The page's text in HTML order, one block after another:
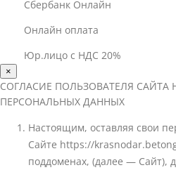
Сбербанк Онлайн
Онлайн оплата
Юр.лицо с НДС 20%
×
СОГЛАСИЕ ПОЛЬЗОВАТЕЛЯ САЙТА
ПЕРСОНАЛЬНЫХ ДАННЫХ
Настоящим, оставляя свои
Сайте https://
поддоменах, (далее — Сайт),